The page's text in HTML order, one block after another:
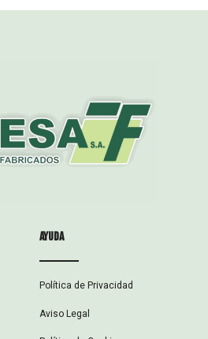
ayuda
Política de Privacidad
Aviso Legal